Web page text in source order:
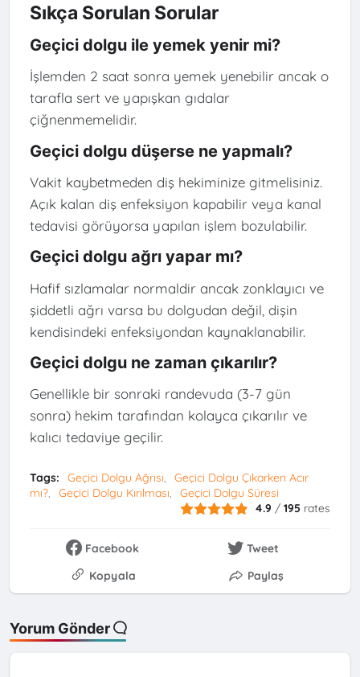
Sıkça Sorulan Sorular
Geçici dolgu ile yemek yenir mi?
İşlemden 2 saat sonra yemek yenebilir ancak o
tarafla sert ve yapışkan gıdalar
çiğnenmemelidir.
Geçici dolgu düşerse ne yapmalı?
Vakit kaybetmeden diş hekiminize gitmelisiniz.
Açık kalan diş enfeksiyon kapabilir veya kanal
tedavisi görüyorsa yapılan işlem bozulabilir.
Geçici dolgu ağrı yapar mı?
Hafif sızlamalar normaldir ancak zonklayıcı ve
şiddetli ağrı varsa bu dolgudan değil, dişin
kendisindeki enfeksiyondan kaynaklanabilir.
Geçici dolgu ne zaman çıkarılır?
Genellikle bir sonraki randevuda (3-7 gün
sonra) hekim tarafından kolayca çıkarılır ve
kalıcı tedaviye geçilir.
Tags: Geçici Dolgu Ağrısı
Geçici Dolgu Çıkarken Acır
mı?
Geçici Dolgu Kırılması
Geçici Dolgu Süresi
4.9 /195 rates
Facebook
Tweet
Kopyala
Paylaş
Yorum Gönder